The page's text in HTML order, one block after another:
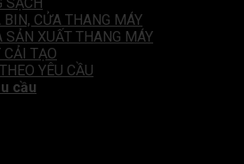
BIN, CỬA THANG MÁY
SẢN XUẤT THANG MÁY
CẢI TẠO
YÊU CẦU
cầu